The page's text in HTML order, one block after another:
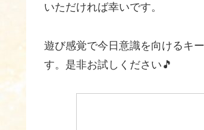
いただければ幸いです。
遊び感覚で今日意識を向けるキ
す。是非お試しください🎵